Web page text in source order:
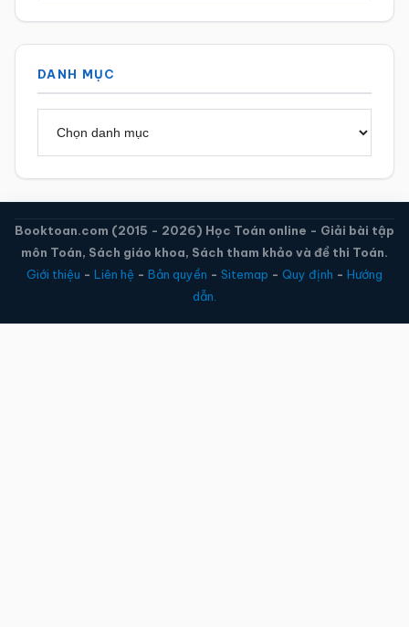
DANH MỤC
Booktoan.com (2015 - 2026) Học Toán online - Giải bài tập
môn Toán, Sách giáo khoa, Sách tham khảo và đề thi Toán.
Giới thiệu - Liên hệ - Bản quyền - Sitemap - Quy định - Hướng
dẫn.